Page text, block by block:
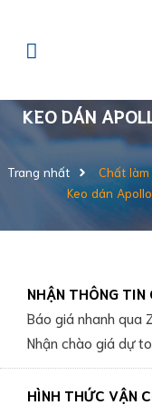
KEO DÁN
Trang nhất Chất
Keo dán
NHẬN THÔNG TIN
Báo giá nhanh qua
Nhận chào giá dự
HÌNH THỨC VẬN